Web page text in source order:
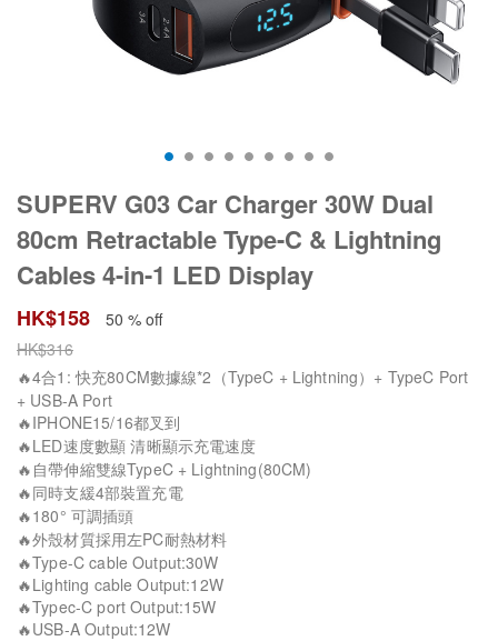
SUPERV G03 Car Charger 30W Dual
80cm Retractable Type-C & Lightning
Cables 4-in-1 LED Display
HK$158
50 % off
HK$316
🔥4合1: 快充80CM數據線*2（TypeC + Lightning）+ TypeC Port
+ USB-A Port
🔥IPHONE15/16都叉到
🔥LED速度數顯 清晰顯示充電速度
🔥自帶伸縮雙線TypeC + Lightning(80CM)
🔥同時支緩4部裝置充電
🔥180° 可調插頭
🔥外殼材質採用左PC耐熱材料
🔥Type-C cable Output:30W
🔥Lighting cable Output:12W
🔥Typec-C port Output:15W
🔥USB-A Output:12W